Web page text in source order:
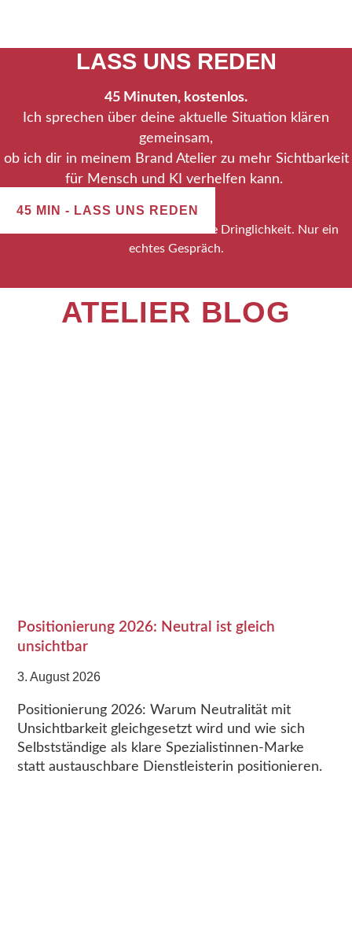
LASS UNS REDEN
45 Minuten, kostenlos.
Ich sprechen über deine aktuelle Situation klären
gemeinsam,
ob ich dir in meinem Brand Atelier zu mehr Sichtbarkeit
für Mensch und KI verhelfen kann.
45 MIN - LASS UNS REDEN
Kein Verkaufsdruck. Keine künstliche Dringlichkeit. Nur ein
echtes Gespräch.
ATELIER BLOG
Positionierung 2026: Neutral ist gleich
unsichtbar
3. August 2026
Positionierung 2026: Warum Neutralität mit
Unsichtbarkeit gleichgesetzt wird und wie sich
Selbstständige als klare Spezialistinnen-Marke
statt austauschbare Dienstleisterin positionieren.